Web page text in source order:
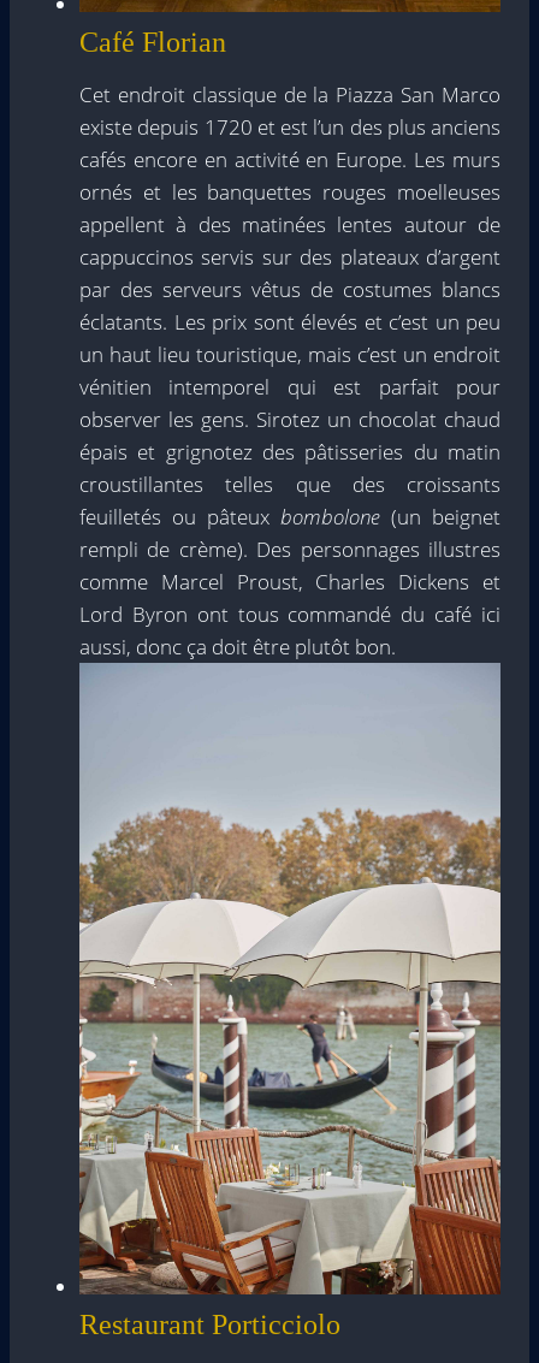
Café Florian
Cet endroit classique de la Piazza San Marco
existe depuis 1720 et est l’un des plus anciens
cafés encore en activité en Europe. Les murs
ornés et les banquettes rouges moelleuses
appellent à des matinées lentes autour de
cappuccinos servis sur des plateaux d’argent
par des serveurs vêtus de costumes blancs
éclatants. Les prix sont élevés et c’est un peu
un haut lieu touristique, mais c’est un endroit
vénitien intemporel qui est parfait pour
observer les gens. Sirotez un chocolat chaud
épais et grignotez des pâtisseries du matin
croustillantes telles que des croissants
feuilletés ou pâteux bombolone (un beignet
rempli de crème). Des personnages illustres
comme Marcel Proust, Charles Dickens et
Lord Byron ont tous commandé du café ici
aussi, donc ça doit être plutôt bon.
Restaurant Porticciolo